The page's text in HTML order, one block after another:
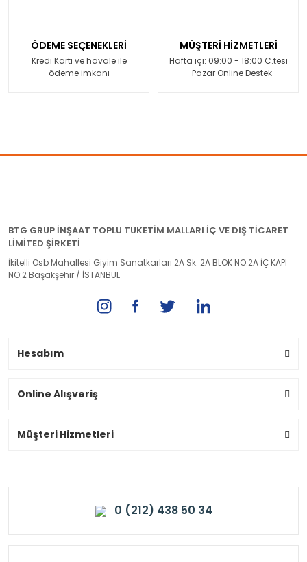
ÖDEME SEÇENEKLERİ
Kredi Kartı ve havale ile
ödeme imkanı
MÜŞTERİ HİZMETLERİ
Hafta içi: 09:00 - 18:00 C.tesi
- Pazar Online Destek
BTG GRUP İNŞAAT TOPLU TUKETİM MALLARI İÇ VE DIŞ TİCARET
LİMİTED ŞİRKETİ
İkitelli Osb Mahallesi Giyim Sanatkarları 2A Sk. 2A BLOK NO:2A İÇ KAPI
NO:2 Başakşehir / İSTANBUL
Hesabım
Online Alışveriş
Müşteri Hizmetleri
0 (212) 438 50 34